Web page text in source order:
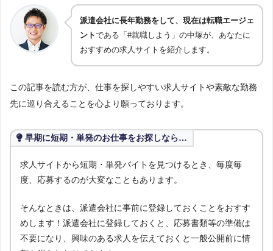
派遣会社に長年勤務をして、現在は転職エージェ
ントである「#就職しよう」の中塚が、あなたに
おすすめの求人サイトを紹介します。
この記事を読む方が、仕事を探しやすい求人サイトや素敵な勤務
先に巡り合えることを心より願っております。
早期に短期・単発のお仕事をお探しなら…
求人サイトから短期・単発バイトを見つけるとき、毎度毎
度、応募するのが大変なこともあります。
そんなときは、派遣会社に事前に登録しておくことをおすす
めします！派遣会社に登録しておくと、応募書類等の準備は
不要になり、興味のある求人を伝えておくと一般公開前に情